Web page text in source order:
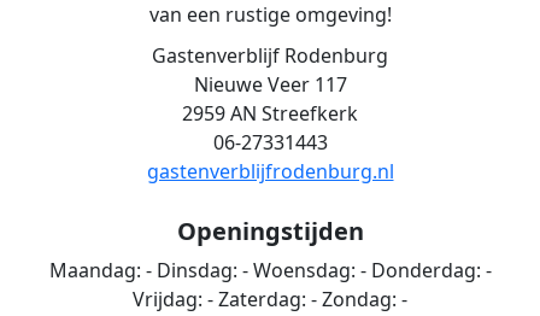
van een rustige omgeving!
Gastenverblijf Rodenburg
Nieuwe Veer 117
2959 AN Streefkerk
06-27331443
gastenverblijfrodenburg.nl
Openingstijden
Maandag: - Dinsdag: -Woensdag: - Donderdag: -
Vrijdag: -Zaterdag: -Zondag: -